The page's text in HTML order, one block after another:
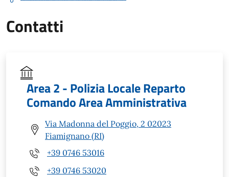
Contatti
Area 2 - Polizia Locale Reparto
Comando Area Amministrativa
Via Madonna del Poggio, 2 02023
Fiamignano (RI)
+39 0746 53016
+39 0746 53020